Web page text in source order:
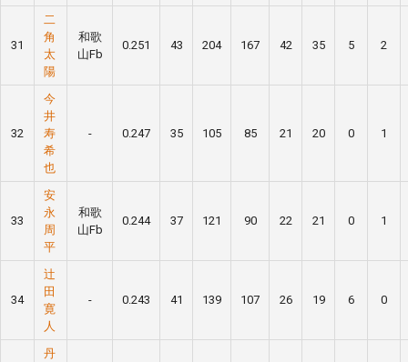
31
二
角
太
陽
和歌
山Fb
0.251 43 204 167 42 35 5 2
32
今
井
寿
希
也
- 0.247 35 105 85 21 20 0 1
33
安
永
周
平
和歌
山Fb
0.244 37 121 90 22 21 0 1
34
辻
田
寛
人
- 0.243 41 139 107 26 19 6 0
丹